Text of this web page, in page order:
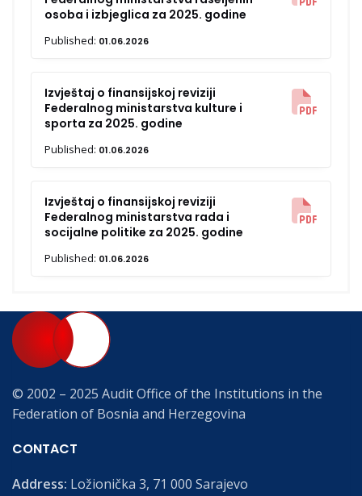
osoba i izbjeglica za 2025. godine
Published: 01.06.2026
Izvještaj o finansijskoj reviziji
Federalnog ministarstva kulture i
sporta za 2025. godine
Published: 01.06.2026
Izvještaj o finansijskoj reviziji
Federalnog ministarstva rada i
socijalne politike za 2025. godine
Published: 01.06.2026
Izvještaj o finansijskoj reviziji Općine
Livno za 2025. godinu
Published:14.07.2026
d.o.o. Banovići za 2024. godinu
Published: 29.09.2025
Izvještaj o finansijskoj reviziji Javnog
preduzeća „Mostar parking“ d.o.o.
Mostar za 2024. godinu
Published: 29.09.2025
© 2002 – 2025 Audit Office of the Institutions in the
Federation of Bosnia and Herzegovina
CONTACT
Address: Ložionička 3, 71 000 Sarajevo